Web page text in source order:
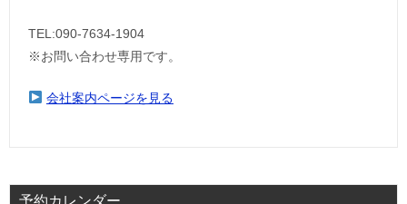
TEL:090-7634-1904
※お問い合わせ専用です。
会社案内ページを見る
予約カレンダー